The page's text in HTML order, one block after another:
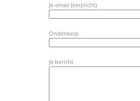
Je email (verplicht)
Onderwerp
Je bericht